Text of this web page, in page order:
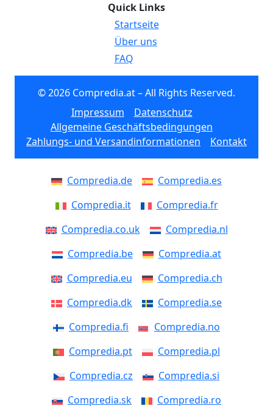
Quick Links
Startseite
Über uns
FAQ
© 2026 Compredia.at – All Rights Reserved.
Impressum
Datenschutz
Allgemeine Geschäftsbedingungen
Zahlungs- und Versandinformationen
Kontakt
Compredia.de
Compredia.es
Compredia.it
Compredia.fr
Compredia.co.uk
Compredia.nl
Compredia.be
Compredia.at
Compredia.eu
Compredia.ch
Compredia.dk
Compredia.se
Compredia.fi
Compredia.no
Compredia.pt
Compredia.pl
Compredia.cz
Compredia.si
Compredia.sk
Compredia.ro